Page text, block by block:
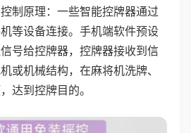
制原理：一些智能控牌器通过
等设备连接。手机端软件预设
号给控牌器，控牌器接收到信
或机械结构，在麻将机洗牌、
达到控牌目的。